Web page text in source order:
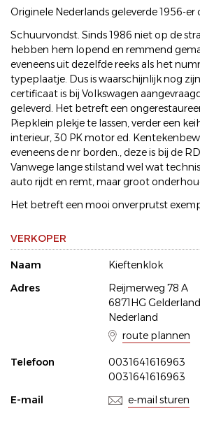
Originele Nederlands geleverde 1956-er
Schuurvondst. Sinds 1986 niet op de
hebben hem lopend en remmend
eveneens uit dezelfde reeks als het
typeplaatje. Dus is waarschijnlijk nog
certificaat is bij Volkswagen
geleverd. Het betreft een
Piepklein plekje te lassen, verder een
interieur, 30 PK motor ed.
eveneens de nr borden., deze is bij de
Vanwege lange stilstand wel wat
auto rijdt en remt, maar groot
Het betreft een mooi onverprutst
VERKOPER
Naam
Kieftenklok
Adres
Reijmerweg 78 A
6871HG Gelderland
Nederland
route plannen
Telefoon
0031641616963
0031641616963
E-mail
e-mail sturen